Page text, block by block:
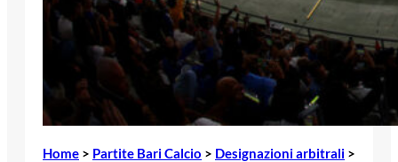
Home > Partite Bari Calcio > Designazioni arbitrali >